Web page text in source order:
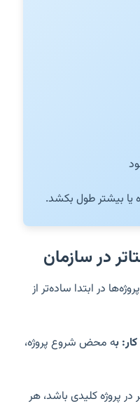
یا بیشتر طول بکشد.
در سازمان
در ابتدا ساده‌تر از
به محض شروع پروژه،
در پروژه کلیدی باشد، هر